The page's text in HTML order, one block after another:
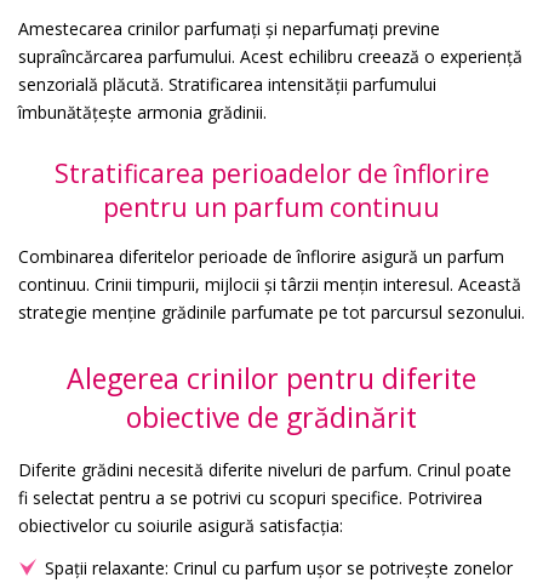
Amestecarea crinilor parfumați și neparfumați previne
supraîncărcarea parfumului. Acest echilibru creează o experiență
senzorială plăcută. Stratificarea intensității parfumului
îmbunătățește armonia grădinii.
Stratificarea perioadelor de înflorire
pentru un parfum continuu
Combinarea diferitelor perioade de înflorire asigură un parfum
continuu. Crinii timpurii, mijlocii și târzii mențin interesul. Această
strategie menține grădinile parfumate pe tot parcursul sezonului.
Alegerea crinilor pentru diferite
obiective de grădinărit
Diferite grădini necesită diferite niveluri de parfum. Crinul poate
fi selectat pentru a se potrivi cu scopuri specifice. Potrivirea
obiectivelor cu soiurile asigură satisfacția:
Spații relaxante: Crinul cu parfum ușor se potrivește zonelor